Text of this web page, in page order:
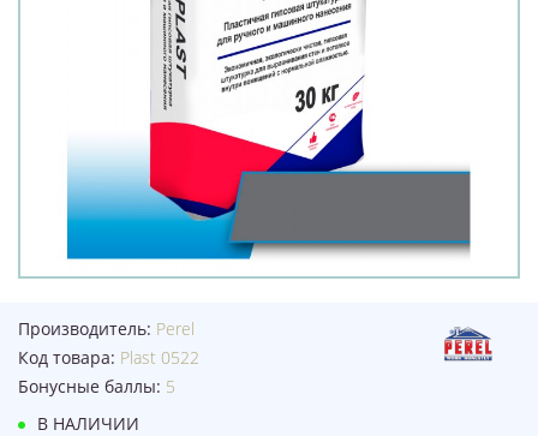
Производитель: Perel
Код товара: Plast 0522
Бонусные баллы: 5
В НАЛИЧИИ